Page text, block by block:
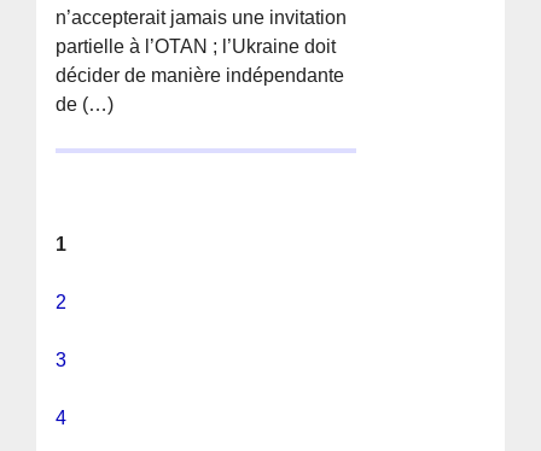
n’accepterait jamais une invitation
partielle à l’OTAN ; l’Ukraine doit
décider de manière indépendante
de (…)
1
2
3
4